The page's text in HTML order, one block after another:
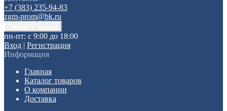
+7 (383) 235-94-83
zgm-prom@bk.ru
пн-пт: с 9:00 до 18:00
Вход | Регистрация
Информация
Главная
Каталог товаров
О компании
Доставка